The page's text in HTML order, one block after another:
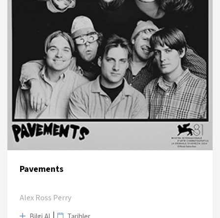
Pavements
Alex Ross Perry